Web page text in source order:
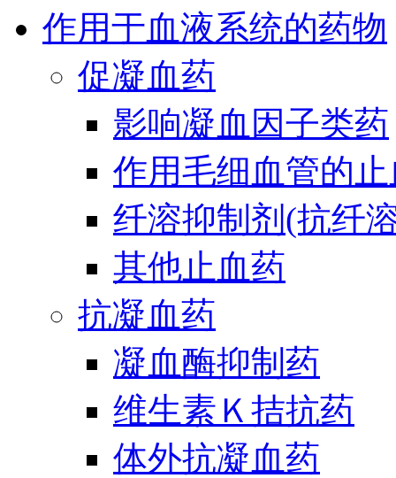
作用于血液系统的药物
促凝血药
影响凝血因子类药
作用毛细血管的
纤溶抑制剂(抗纤
其他止血药
抗凝血药
凝血酶抑制药
维生素Ｋ拮抗药
体外抗凝血药